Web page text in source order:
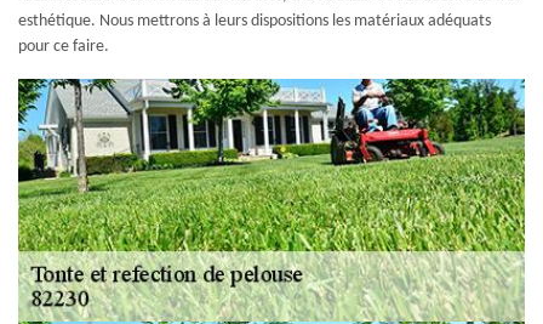
esthétique. Nous mettrons à leurs dispositions les matériaux adéquats
pour ce faire.